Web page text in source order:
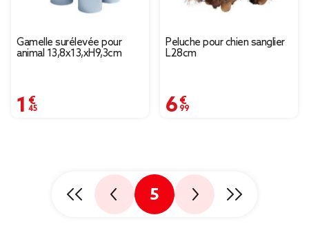
Gamelle surélevée pour
animal 13,8x13,xH9,3cm
1,45 €
Peluche pour chien sanglier
L28cm
6,99 €
5